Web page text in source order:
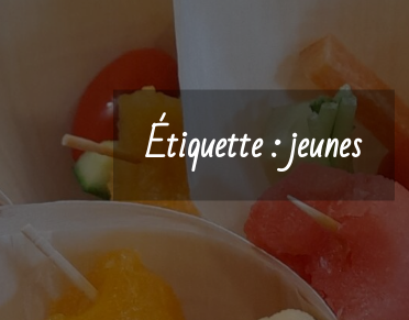
Étiquette :jeunes